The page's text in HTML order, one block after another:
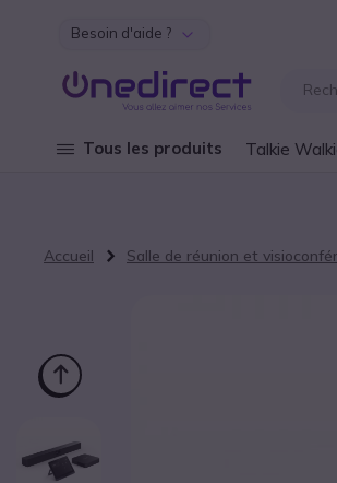
Aller au contenu
Besoin d'aide ?
Tous les produits Talkie
Accueil Salle de réunion et